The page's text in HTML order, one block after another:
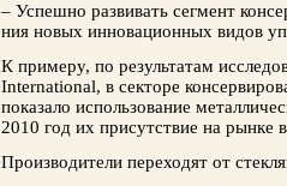
– Успешно развивать сегмент
ния новых инновационных видов
К примеру, по результатам
International, в секторе
показало использо­вание
2010 год их присут­ствие на рынке
Производители переходят от